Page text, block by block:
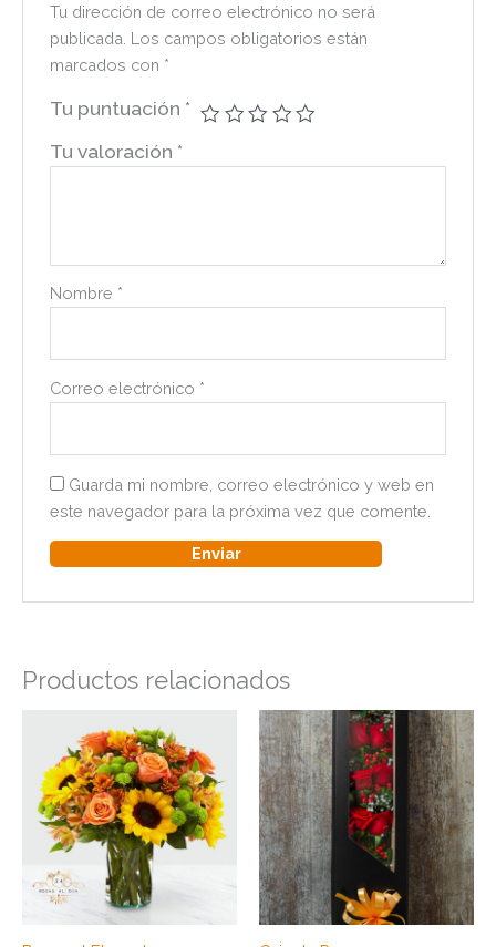
Tu dirección de correo electrónico no será
publicada. Los campos obligatorios están
marcados con *
Tu puntuación *
Tu valoración *
Nombre *
Correo electrónico *
Guarda mi nombre, correo electrónico y web en
este navegador para la próxima vez que comente.
Productos relacionados
Rango
de
precios:
desde
$142
hasta
$165.000
Las
se